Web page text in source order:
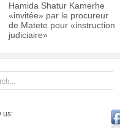
Hamida Shatur Kamerhe
«invitée» par le procureur
de Matete pour «instruction
judiciaire»
us: